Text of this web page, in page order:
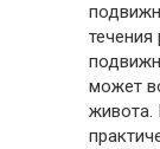
может
живота.